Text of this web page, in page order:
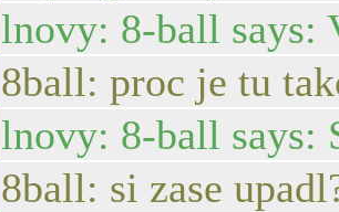
lnovy: 8-ball says:
8ball: proc je tu
lnovy: 8-ball says:
8ball: si zase